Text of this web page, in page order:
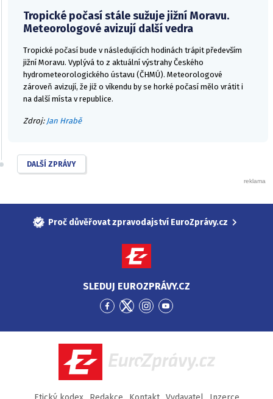
Tropické počasí stále sužuje jižní Moravu.
Meteorologové avizují další vedra
Tropické počasí bude v následujících hodinách trápit především
jižní Moravu. Vyplývá to z aktuální výstrahy Českého
hydrometeorologického ústavu (ČHMÚ). Meteorologové
zároveň avizují, že již o víkendu by se horké počasí mělo vrátit i
na další místa v republice.
Zdroj: Jan Hrabě
DALŠÍ ZPRÁVY
Proč důvěřovat zpravodajství EuroZprávy.cz
SLEDUJ EUROZPRÁVY.CZ
Přejít
Facebook
Přejít
Twitter
Přejít
Instagram
Přejít
YouTube
EuroZprávy.cz